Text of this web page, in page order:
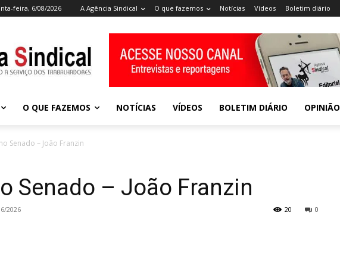
feira, 6/08/2026 A Agência Sindical O que fazemos Notícias Vídeos Boletim diário
O QUE FAZEMOS NOTÍCIAS VÍDEOS BOLETIM DIÁRIO OPINIÃO
Senado – João Franzin
Senado – João Franzin
2026 0
20